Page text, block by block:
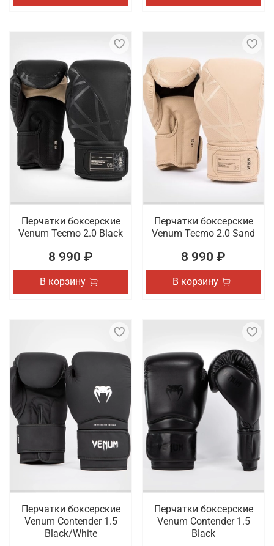
Перчатки боксерские
Venum Tecmo 2.0 Black
8 990 ₽
В корзину
Перчатки боксерские
Venum Tecmo 2.0 Sand
8 990 ₽
В корзину
Перчатки боксерские
Venum Contender 1.5
Black/White
Перчатки боксерские
Venum Contender 1.5
Black